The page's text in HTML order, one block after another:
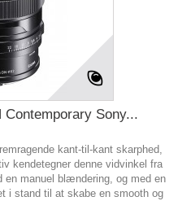
Sony...
kant-til-kant skarphed,
kendetegner denne vidvinkel fra
en manuel blændering, og med en
i stand til at skabe en smooth og